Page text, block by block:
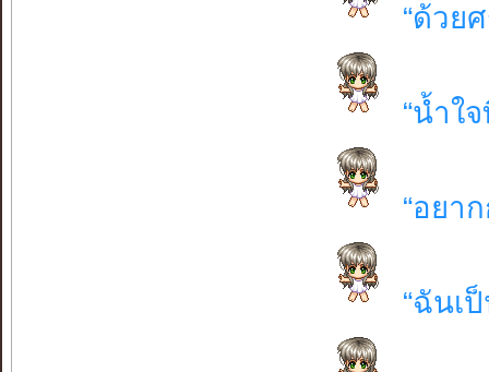
“ด้วย
“น้ำใ
“อยา
“ฉันเ